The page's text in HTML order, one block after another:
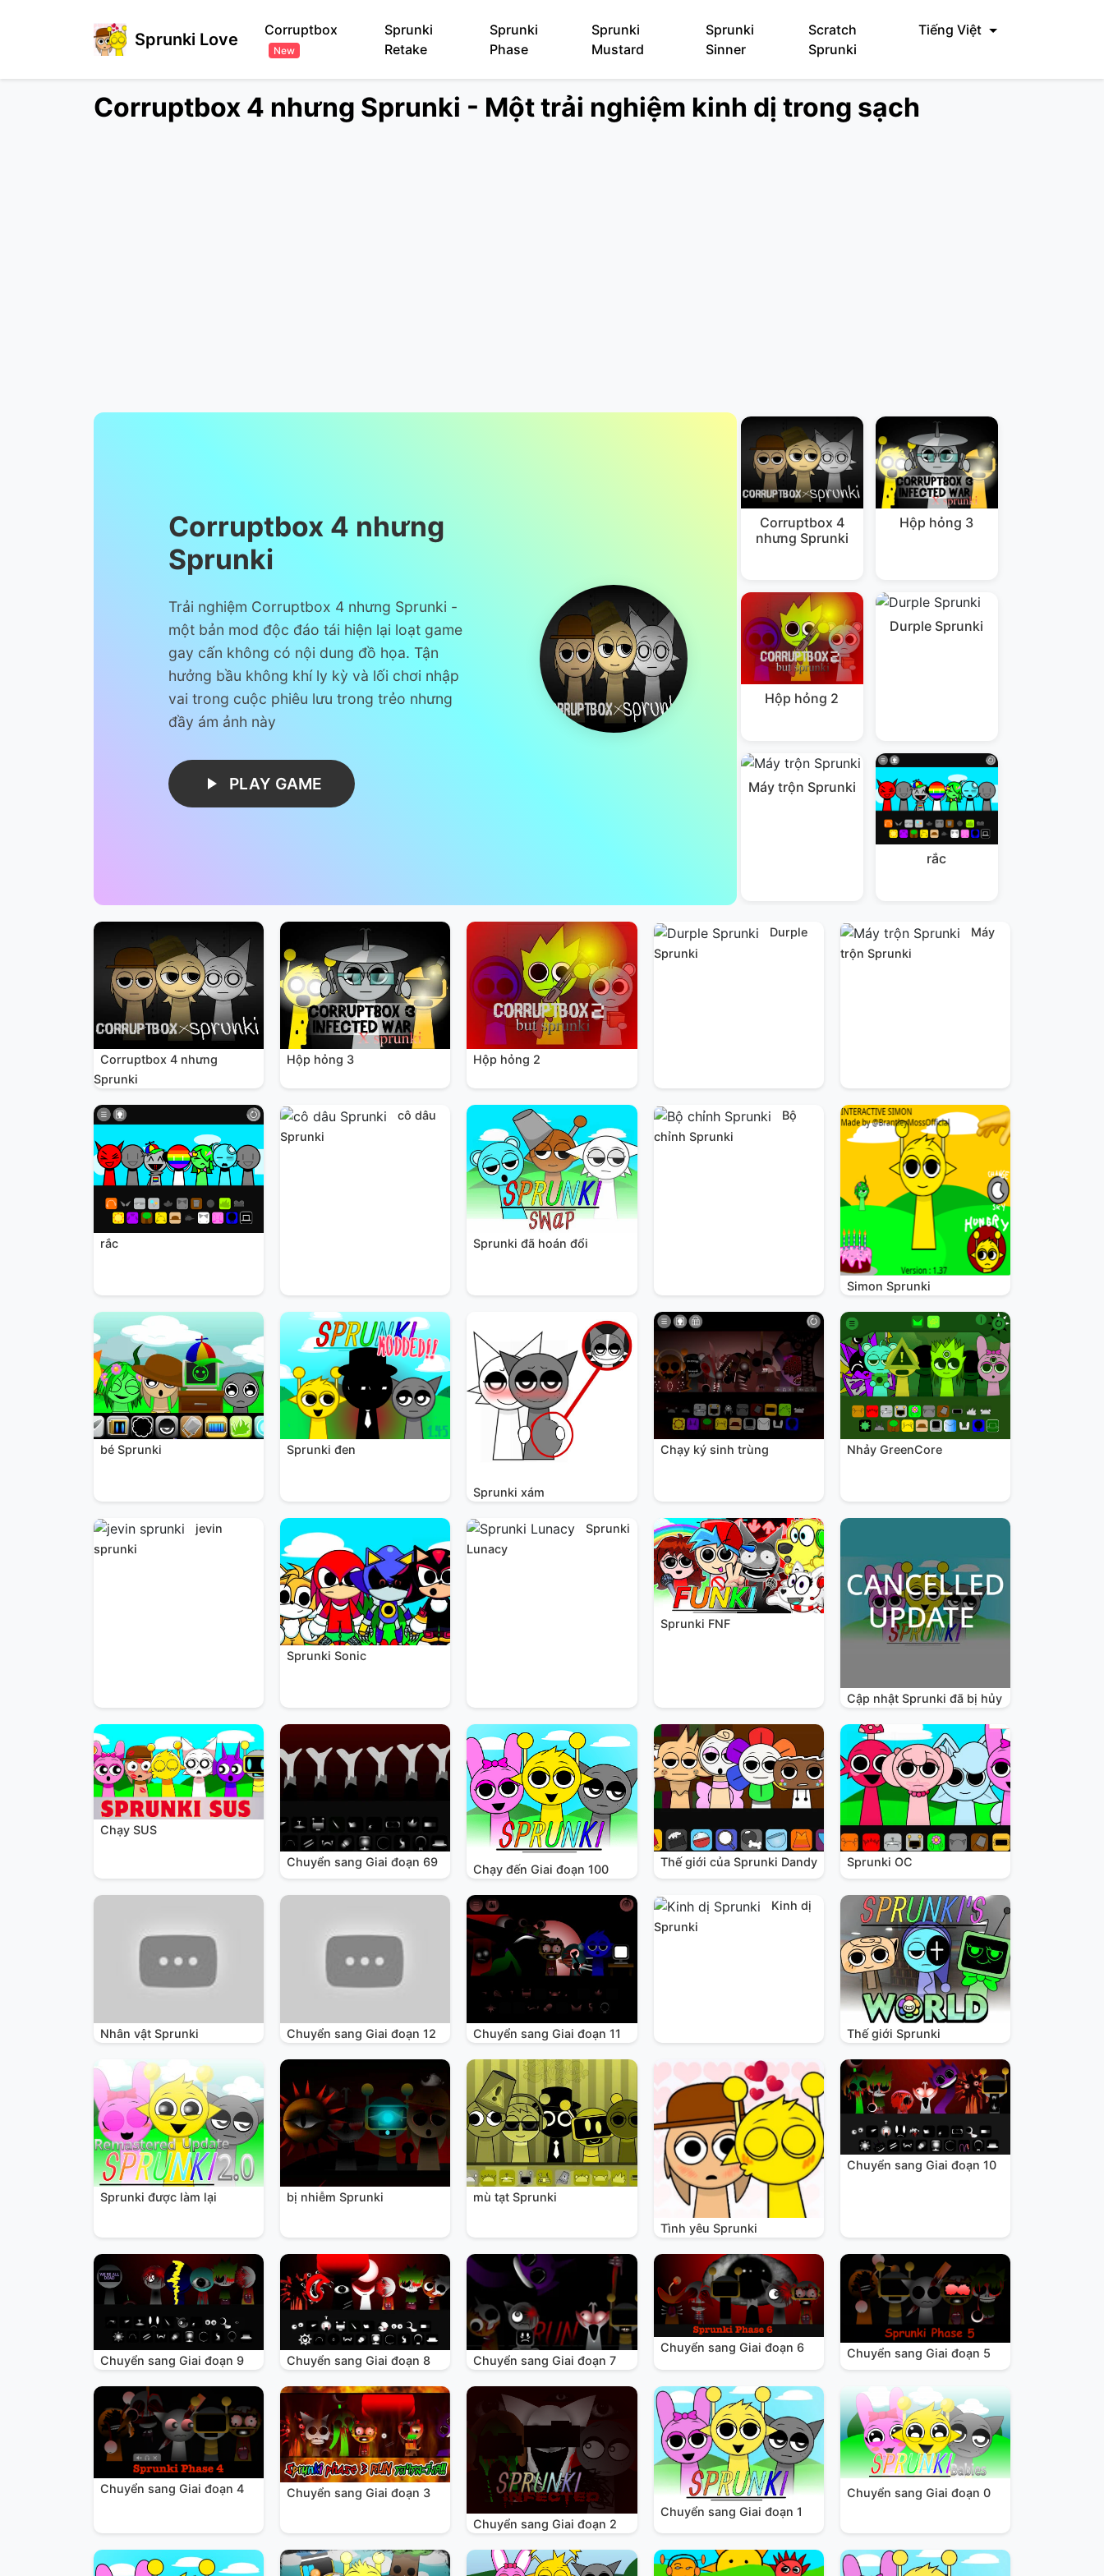
Sprunki Love Corruptbox
New
Sprunki
Retake
Sprunki
Phase
Sprunki
Mustard
Sprunki
Sinner
Scratch
Sprunki
Tiếng Việt
Corruptbox 4 nhưng Sprunki - Một trải nghiệm kinh dị trong sạch
Corruptbox 4 nhưng
Sprunki
Trải nghiệm Corruptbox 4 nhưng Sprunki -
một bản mod độc đáo tái hiện lại loạt game
gay cấn không có nội dung đồ họa. Tận
hưởng bầu không khí ly kỳ và lối chơi nhập
vai trong cuộc phiêu lưu trong trẻo nhưng
đầy ám ảnh này
PLAY GAME
Corruptbox 4
nhưng Sprunki
Hộp hỏng 3
Hộp hỏng 2
Durple Sprunki
Máy trộn Sprunki
rắc
Corruptbox 4 nhưng
Sprunki
Hộp hỏng 3 Hộp hỏng 2
Durple
Sprunki
Máy
trộn Sprunki
rắc
cô dâu
Sprunki
Sprunki đã hoán đổi
Bộ
chỉnh Sprunki
Simon Sprunki
bé Sprunki Sprunki đen
Sprunki xám
Chạy ký sinh trùng Nhảy GreenCore
jevin
sprunki
Sprunki Sonic
Sprunki
Lunacy
Sprunki FNF
Cập nhật Sprunki đã bị hủy
Chạy SUS
Chuyển sang Giai đoạn 69
Chạy đến Giai đoạn 100
Thế giới của Sprunki Dandy Sprunki OC
Nhân vật Sprunki Chuyển sang Giai đoạn 12 Chuyển sang Giai đoạn 11
Kinh dị
Sprunki
Thế giới Sprunki
Sprunki được làm lại bị nhiễm Sprunki mù tạt Sprunki
Tình yêu Sprunki
Chuyển sang Giai đoạn 10
Chuyển sang Giai đoạn 9 Chuyển sang Giai đoạn 8 Chuyển sang Giai đoạn 7
Chuyển sang Giai đoạn 6 Chuyển sang Giai đoạn 5
Chuyển sang Giai đoạn 4 Chuyển sang Giai đoạn 3
Chuyển sang Giai đoạn 2
Chuyển sang Giai đoạn 1
Chuyển sang Giai đoạn 0